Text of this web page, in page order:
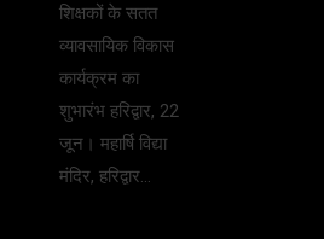
शिक्षकों के सतत
व्यावसायिक विकास
कार्यक्रम का
शुभारंभ हरिद्वार, 22
जून। महार्षि विद्या
मंदिर, हरिद्वार…